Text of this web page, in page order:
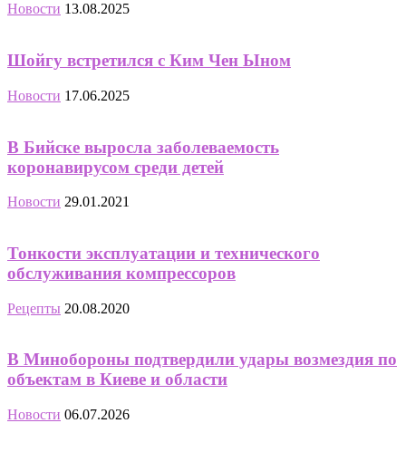
Новости 13.08.2025
Шойгу встретился с Ким Чен Ыном
Новости 17.06.2025
В Бийске выросла заболеваемость
коронавирусом среди детей
Новости 29.01.2021
Тонкости эксплуатации и технического
обслуживания компрессоров
Рецепты 20.08.2020
В Минобороны подтвердили удары возмездия по
объектам в Киеве и области
Новости 06.07.2026